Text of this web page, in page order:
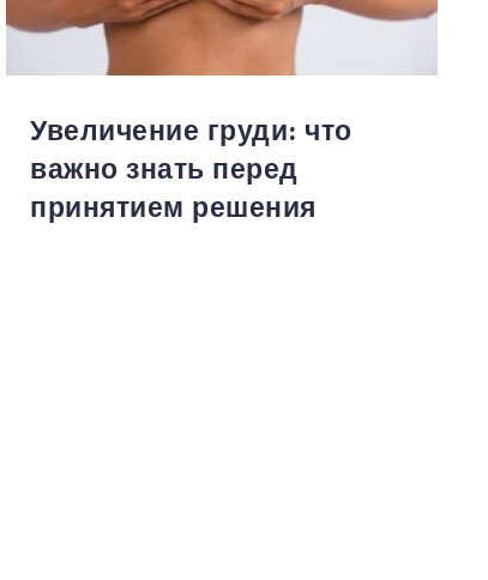
Увеличение груди: что
важно знать перед
принятием решения